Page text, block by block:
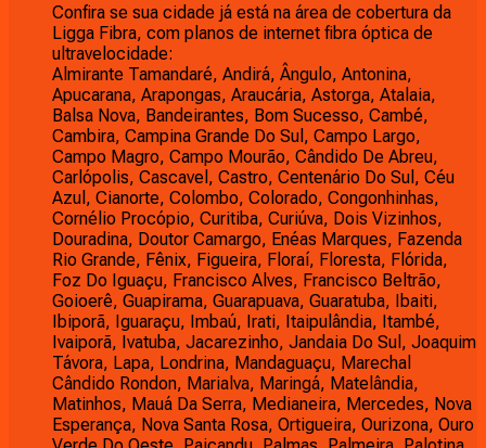
Confira se sua cidade já está na área de cobertura da
Ligga Fibra, com planos de internet fibra óptica de
ultravelocidade:
Almirante Tamandaré, Andirá, Ângulo, Antonina,
Apucarana, Arapongas, Araucária, Astorga, Atalaia,
Balsa Nova, Bandeirantes, Bom Sucesso, Cambé,
Cambira, Campina Grande Do Sul, Campo Largo,
Campo Magro, Campo Mourão, Cândido De Abreu,
Carlópolis, Cascavel, Castro, Centenário Do Sul, Céu
Azul, Cianorte, Colombo, Colorado, Congonhinhas,
Cornélio Procópio, Curitiba, Curiúva, Dois Vizinhos,
Douradina, Doutor Camargo, Enéas Marques, Fazenda
Rio Grande, Fênix, Figueira, Floraí, Floresta, Flórida,
Foz Do Iguaçu, Francisco Alves, Francisco Beltrão,
Goioerê, Guapirama, Guarapuava, Guaratuba, Ibaiti,
Ibiporã, Iguaraçu, Imbaú, Irati, Itaipulândia, Itambé,
Ivaiporã, Ivatuba, Jacarezinho, Jandaia Do Sul, Joaquim
Távora, Lapa, Londrina, Mandaguaçu, Marechal
Cândido Rondon, Marialva, Maringá, Matelândia,
Matinhos, Mauá Da Serra, Medianeira, Mercedes, Nova
Esperança, Nova Santa Rosa, Ortigueira, Ourizona, Ouro